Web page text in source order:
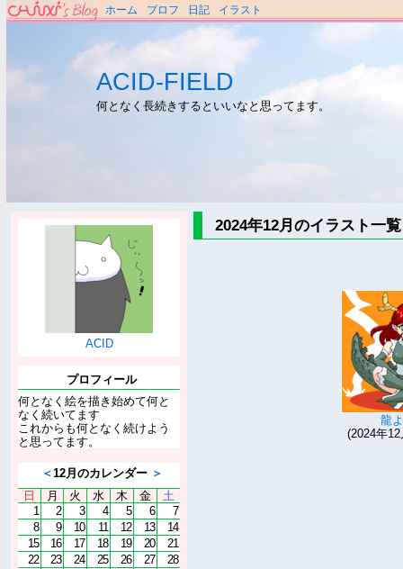
ホーム プロフ 日記 イラスト
ACID-FIELD
何となく長続きするといいなと思ってます。
ACID
プロフィール
何となく絵を描き始めて何と
なく続いてます
これからも何となく続けよう
と思ってます。
＜12月のカレンダー ＞
日
月 火 水 木 金
土
1
2 3 4 5 6
7
8
9 10 11 12 13
14
15
16 17 18 19 20
21
22
23 24 25 26 27
28
2024年12月のイラスト一覧
龍
(2024年